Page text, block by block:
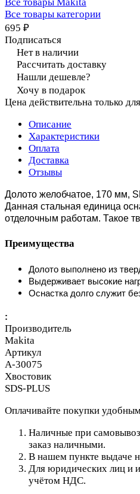
Все товары категории
695 ₽
Подписаться
Нет в наличии
Рассчитать доставку
Нашли дешевле?
Хочу в подарок
Цена действительна только
Описание
Характеристики
Оплата
Доставка
Отзывы
Долото желобчатое, 170 мм,
Данная стальная единица
отделочным работам. Такое
Преимущества
Долото выполнено из
Выдерживает высокие
Оснастка долго служит
:
Производитель
Makita
Артикул
A-30075
Хвостовик
SDS-PLUS
Оплачивайте покупки
Наличные при
заказ наличными.
В нашем пункте выдаче
Для юридических лиц и
учётом НДС.